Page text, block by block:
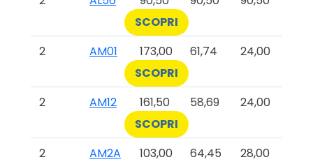
SCOPRI
2
AM01 173,00 61,74
24,00
SCOPRI
2
AM12 161,50 58,69
24,00
SCOPRI
2
AM2A 103,00 64,45
28,00